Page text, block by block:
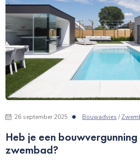
26 september 2025 Bouwadvies /
Heb je een
zwembad?